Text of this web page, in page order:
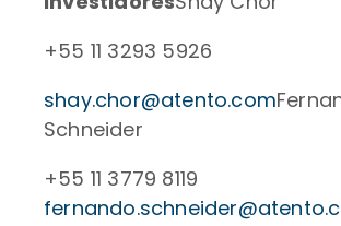
+55 11 3293 5926
shay.chor@atento.com
Schneider
+55 11 3779 8119